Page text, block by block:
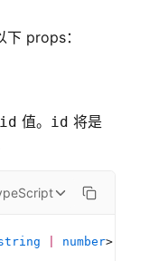
props：
id 值。 id 将是
number>